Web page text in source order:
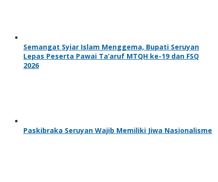
Semangat Syiar Islam Menggema, Bupati Seruyan
Lepas Peserta Pawai Ta’aruf MTQH ke-19 dan FSQ
2026
Paskibraka Seruyan Wajib Memiliki Jiwa Nasionalisme